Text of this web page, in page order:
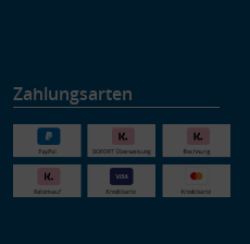
Zahlungsarten